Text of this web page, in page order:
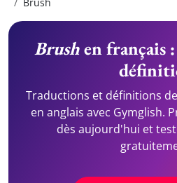
Brushen français
Traductions et définitions
en anglais avec Gymglish.
dès aujourd'hui et